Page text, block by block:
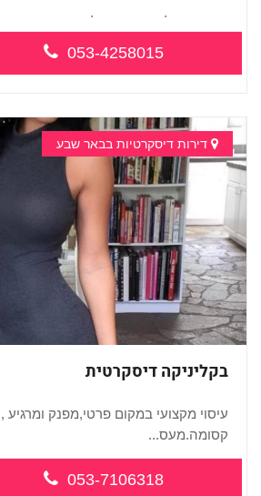
חדשה בתל -אביב מטפלת מקצוענית ידי
053-4258015
דירות דיסקרטיות בבאר שבע
בקליניקה דיסקרטית
עיסוי מקצועי במקום פרטי,מפנק ומרגיע ,
קסומה.מעס...
053-7106318